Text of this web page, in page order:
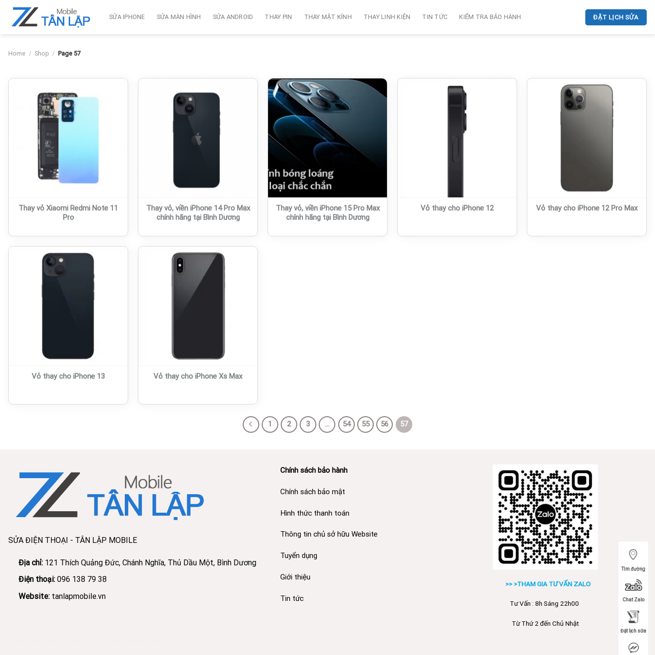
Skip
SỬA IPHONE SỬA MÀN HÌNH SỬA ANDROID THAY PIN THAY MẶT KÍNH THAY LINH KIỆN TIN TỨC KIỂM TRA BẢO HÀNH ĐẶT LỊCH SỬA
Home / Shop / Page 57
Thay vỏ Xiaomi Redmi Note 11
Pro
Thay vỏ, viền iPhone 14 Pro Max
chính hãng tại Bình Dương
Thay vỏ, viền iPhone 15 Pro Max
chính hãng tại Bình Dương
Vỏ thay cho iPhone 12 Vỏ thay cho iPhone 12 Pro Max
Vỏ thay cho iPhone 13 Vỏ thay cho iPhone Xs Max
1 2 3 … 54 55 56 57
SỬA ĐIỆN THOẠI - TÂN LẬP MOBILE
Địa chỉ: 121 Thích Quảng Đức, Chánh Nghĩa, Thủ Dầu Một, Bình Dương
Điện thoại: 096 138 79 38
Website: tanlapmobile.vn
Chính sách bảo hành
Chính sách bảo mật
Hình thức thanh toán
Thông tin chủ sở hữu Website
Tuyển dụng
Giới thiệu
Tin tức
>> >THAM GIA TƯ VẤN ZALO
Tư Vấn : 8h Sáng 22h00
Từ Thứ 2 đến Chủ Nhật
Tìm đường
Chat Zalo
Đặt lịch sữa